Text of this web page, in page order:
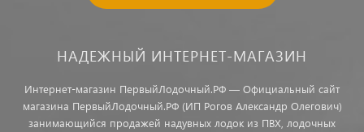
НАДЕЖНЫЙ ИНТЕРНЕТ-МАГАЗИН
Интернет-магазин ПервыйЛодочный.РФ — Официальный сайт
магазина ПервыйЛодочный.РФ (ИП Рогов Александр Олегович)
занимающийся продажей надувных лодок из ПВХ, лодочных